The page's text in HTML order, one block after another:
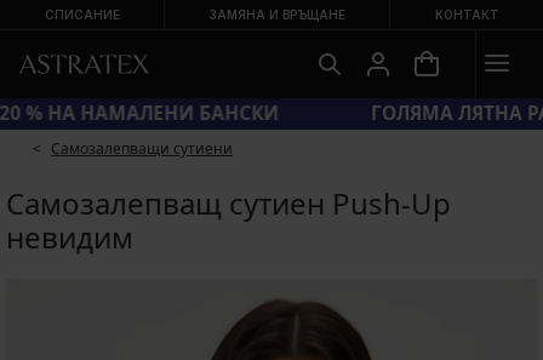
СПИСАНИЕ ЗАМЯНА И ВРЪЩАНЕ КОНТАКТ
КОД SUN20 = ЕКСТРА −20 % НА НАМАЛЕНИ БАНСКИ
Самозалепващи сутиени
Самозалепващ сутиен Push-Up
невидим